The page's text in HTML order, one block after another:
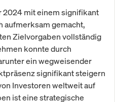
2024 mit einem signifikant
aufmerksam gemacht,
Zielvorgaben vollständig
konnte durch
ein wegweisender
signifikant steigern
Investoren weltweit auf
ist eine strategische